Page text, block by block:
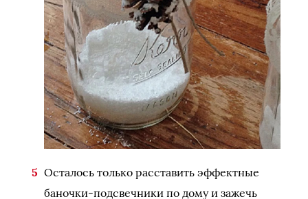
Осталось только расставить эффектные
баночки-подсвечники по дому и зажечь